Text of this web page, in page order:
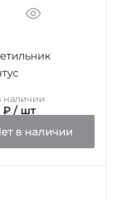
наличии
₽ / шт
в наличии